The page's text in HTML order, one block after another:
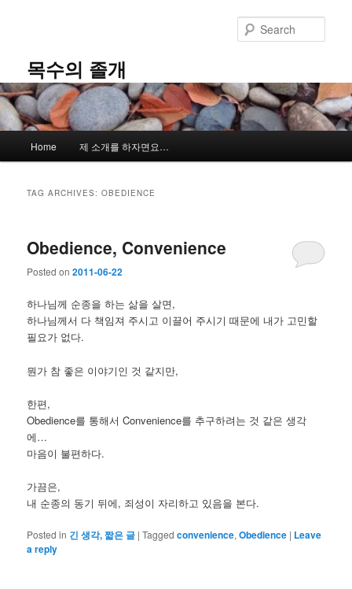
content
content목수의 졸개
Home 제 소개를 하자면요…
TAG ARCHIVES:OBEDIENCE
Obedience, Convenience
Posted on2011-06-22
하나님께 순종을 하는 삶을 살면,
하나님께서 다 책임져 주시고 이끌어 주시기 때문에 내가 고민할
필요가 없다.
뭔가 참 좋은 이야기인 것 같지만,
한편,
Obedience를 통해서 Convenience를 추구하려는 것 같은 생각
에…
마음이 불편하다.
가끔은,
내 순종의 동기 뒤에, 죄성이 자리하고 있음을 본다.
Posted in 긴 생각, 짧은 글 |Tagged convenience,Obedience | Leave
a reply